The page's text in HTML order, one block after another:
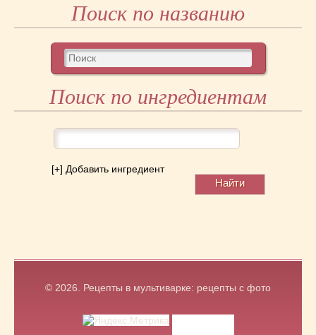
Поиск по названию
Поиск по ингредиентам
[+] Добавить ингредиент
© 2026. Рецепты в мультиварке: рецепты с фото